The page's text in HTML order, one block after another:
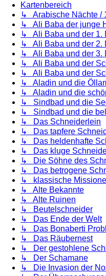
Kartenbereich
↳ Arabische Nächte /
↳ Ali Baba der junge
↳ Ali Baba und der 1.
↳ Ali Baba und der 2.
↳ Ali Baba und der 3.
↳ Ali Baba und der
↳ Ali Baba und der
↳ Aladin und die
↳ Aladin und die
↳ Sindbad und die
↳ Sindbad und die
↳ Das Schneiderlein
↳ Das tapfere
↳ Das heldenhafte
↳ Das kluge
↳ Die Söhne des
↳ Das betrogene
↳ klassische
↳ Alte Bekannte
↳ Alte Ruinen
↳ Beutelschneider
↳ Das Ende der Welt
↳ Das Bonaberti
↳ Das Räubernest
↳ Der gestohlene
↳ Der Schamane
↳ Die Invasion der